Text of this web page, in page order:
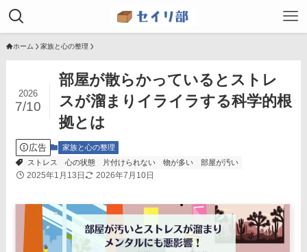
ホーム 家族と心の整理
部屋が散らかっているとストレ
スが溜まりイライラする科学的根
拠とは
2026
7/10
広告
家族と心の整理
ストレス
心の状態 片付けられない 物が多い 部屋が汚い
2025年1月13日 2026年7月10日